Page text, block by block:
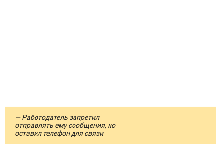
— Работодатель запретил
отправлять ему сообщения, но
оставил телефон для связи